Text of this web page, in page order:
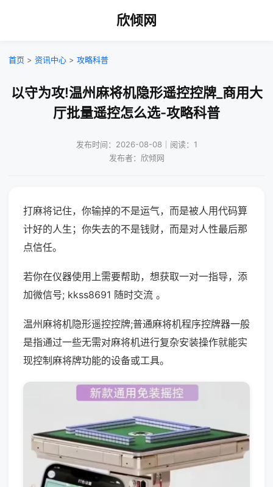
欣倾网
首页 > 资讯中心 > 攻略科普
以守为攻!温州麻将机隐形遥控控牌_商用大
厅批量遥控怎么选-攻略科普
发布时间：2026-08-08｜阅读：1
发布者：欣倾网
打麻将记住，你输掉的不是运气，而是被人用代码算
计好的人生；你失去的不是钱财，而是对人性最后那
点信任。
若你在仪器使用上需要帮助，想获取一对一指导，添
加微信号; kkss8691 随时交流 。
温州麻将机隐形遥控控牌;普通麻将机程序控牌器一般
是指通过一些无需对麻将机进行复杂安装操作就能实
现控制麻将牌功能的设备或工具。